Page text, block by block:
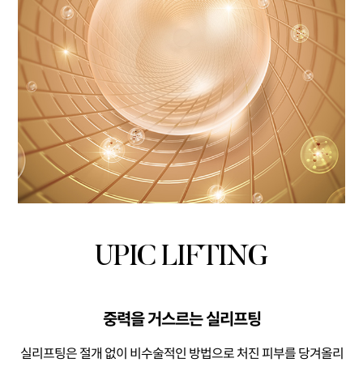
UPIC LIFTING
중력을 거스르는 실리프팅
실리프팅은 절개 없이 비수술적인 방법으로처진 피부를 당겨올리